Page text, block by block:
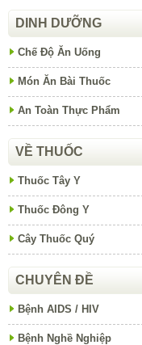
DINH DƯỠNG
Chế Độ Ăn Uống
Món Ăn Bài Thuốc
An Toàn Thực Phẩm
VỀ THUỐC
Thuốc Tây Y
Thuốc Đông Y
Cây Thuốc Quý
CHUYÊN ĐỀ
Bệnh AIDS / HIV
Bệnh Nghề Nghiệp